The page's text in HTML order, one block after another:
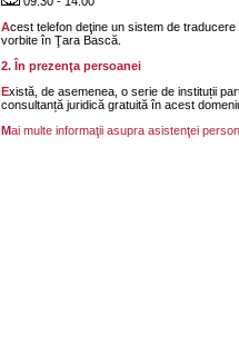
Acest telefon deţine un sistem de traducere în principalelor limbi
vorbite în Ţara Bască.
2. În prezenţa persoanei
Există, de asemenea, o serie de instituții partenere care oferă
consultanță juridică gratuită în acest
Mai multe informaţii asupra asistenţei